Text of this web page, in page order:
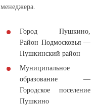
менеджера.
Город Пушкино,
Район Подмосковья —
Пушкинский район
Муниципальное
образование —
Городское поселение
Пушкино